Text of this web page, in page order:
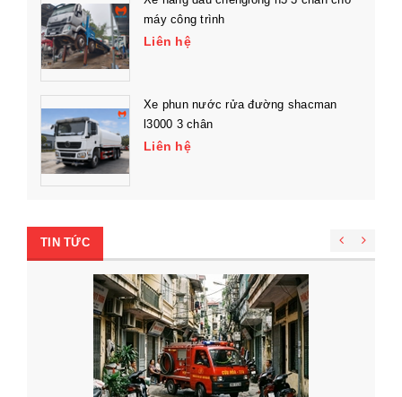
máy công trình
Liên hệ
Xe phun nước rửa đường shacman
l3000 3 chân
Liên hệ
TIN TỨC